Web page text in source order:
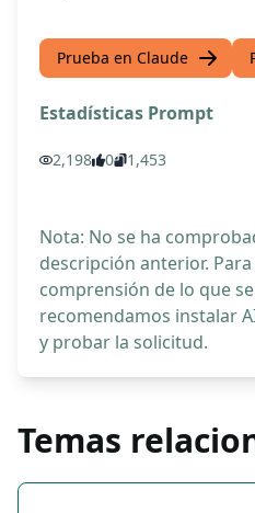
Prueba en Claude
Estadísticas Prompt
2,198 0 1,453
Nota: No se ha
descripción anterior.
comprensión de lo que
recomendamos instalar
y probar la solicitud.
Temas